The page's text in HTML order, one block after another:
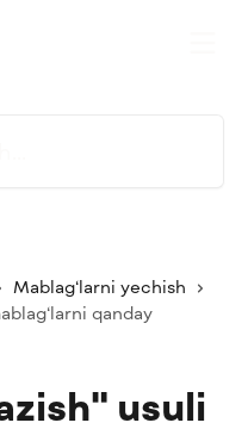
Mablag‘larni yechish
qanday
usuli